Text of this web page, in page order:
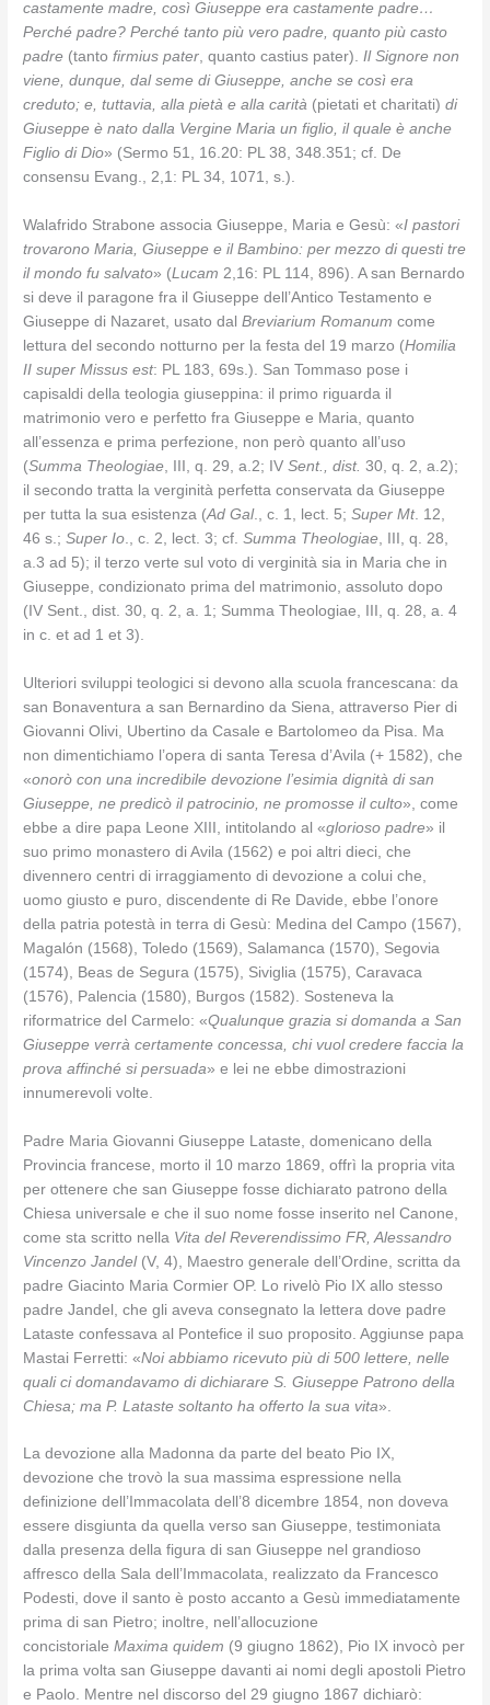
castamente madre, così Giuseppe era castamente padre…
Perché padre? Perché tanto più vero padre, quanto più casto
padre (tanto firmius pater , quanto castius pater). Il Signore non
viene, dunque, dal seme di Giuseppe, anche se così era
creduto; e, tuttavia, alla pietà e alla carità (pietati et charitati)di
Giuseppe è nato dalla Vergine Maria un figlio, il quale è anche
Figlio di Dio» (Sermo 51, 16.20: PL 38, 348.351; cf. De
consensu Evang., 2,1: PL 34, 1071, s.).
Walafrido Strabone associa Giuseppe, Maria e Gesù: «I pastori
trovarono Maria, Giuseppe e il Bambino: per mezzo di questi tre
il mondo fu salvato» (Lucam 2,16: PL 114, 896). A san Bernardo
si deve il paragone fra il Giuseppe dell’Antico Testamento e
Giuseppe di Nazaret, usato dalBreviarium Romanum come
lettura del secondo notturno per la festa del 19 marzo (Homilia
II super Missus est: PL 183, 69s.). San Tommaso pose i
capisaldi della teologia giuseppina: il primo riguarda il
matrimonio vero e perfetto fra Giuseppe e Maria, quanto
all’essenza e prima perfezione, non però quanto all’uso
(Summa Theologiae , III, q. 29, a.2; IVSent., dist. 30, q. 2, a.2);
il secondo tratta la verginità perfetta conservata da Giuseppe
per tutta la sua esistenza (Ad Gal., c. 1, lect. 5;Super Mt. 12,
46 s.;Super Io ., c. 2, lect. 3; cf.Summa Theologiae , III, q. 28,
a.3 ad 5); il terzo verte sul voto di verginità sia in Maria che in
Giuseppe, condizionato prima del matrimonio, assoluto dopo
(IV Sent., dist. 30, q. 2, a. 1; Summa Theologiae, III, q. 28, a. 4
in c. et ad 1 et 3).
Ulteriori sviluppi teologici si devono alla scuola francescana: da
san Bonaventura a san Bernardino da Siena, attraverso Pier di
Giovanni Olivi, Ubertino da Casale e Bartolomeo da Pisa. Ma
non dimentichiamo l’opera di santa Teresa d’Avila (+ 1582), che
«onorò con una incredibile devozione l’esimia dignità di san
Giuseppe, ne predicò il patrocinio, ne promosse il culto», come
ebbe a dire papa Leone XIII, intitolando al «glorioso padre» il
suo primo monastero di Avila (1562) e poi altri dieci, che
divennero centri di irraggiamento di devozione a colui che,
uomo giusto e puro, discendente di Re Davide, ebbe l’onore
della patria potestà in terra di Gesù: Medina del Campo (1567),
Magalón (1568), Toledo (1569), Salamanca (1570), Segovia
(1574), Beas de Segura (1575), Siviglia (1575), Caravaca
(1576), Palencia (1580), Burgos (1582). Sosteneva la
riformatrice del Carmelo: «Qualunque grazia si domanda a San
Giuseppe verrà certamente concessa, chi vuol credere faccia la
prova affinché si persuada» e lei ne ebbe dimostrazioni
innumerevoli volte.
Padre Maria Giovanni Giuseppe Lataste, domenicano della
Provincia francese, morto il 10 marzo 1869, offrì la propria vita
per ottenere che san Giuseppe fosse dichiarato patrono della
Chiesa universale e che il suo nome fosse inserito nel Canone,
come sta scritto nella Vita del Reverendissimo FR, Alessandro
Vincenzo Jandel(V, 4), Maestro generale dell’Ordine, scritta da
padre Giacinto Maria Cormier OP. Lo rivelò Pio IX allo stesso
padre Jandel, che gli aveva consegnato la lettera dove padre
Lataste confessava al Pontefice il suo proposito. Aggiunse papa
Mastai Ferretti: «Noi abbiamo ricevuto più di 500 lettere, nelle
quali ci domandavamo di dichiarare S. Giuseppe Patrono della
Chiesa; ma P. Lataste soltanto ha offerto la sua vita».
La devozione alla Madonna da parte del beato Pio IX,
devozione che trovò la sua massima espressione nella
definizione dell’Immacolata dell’8 dicembre 1854, non doveva
essere disgiunta da quella verso san Giuseppe, testimoniata
dalla presenza della figura di san Giuseppe nel grandioso
affresco della Sala dell’Immacolata, realizzato da Francesco
Podesti, dove il santo è posto accanto a Gesù immediatamente
prima di san Pietro; inoltre, nell’allocuzione
concistorialeMaxima quidem (9 giugno 1862), Pio IX invocò per
la prima volta san Giuseppe davanti ai nomi degli apostoli Pietro
e Paolo. Mentre nel discorso del 29 giugno 1867 dichiarò: